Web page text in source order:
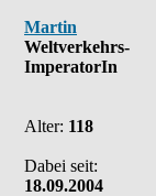
Martin
Weltverkehrs-
ImperatorIn
Alter: 118
Dabei seit:
18.09.2004